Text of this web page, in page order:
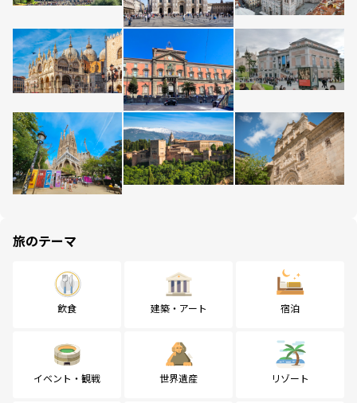
旅のテーマ
飲食 建築・アート 宿泊
イベント・観戦 世界遺産 リゾート